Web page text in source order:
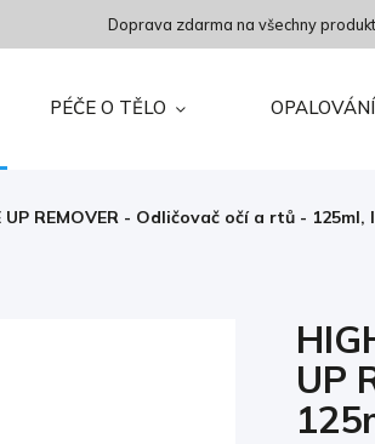
Doprava zdarma na všechny
PÉČE O TĚLO OPALOVÁNÍ
UP REMOVER - Odličovač očí a rtů - 125ml,
UP